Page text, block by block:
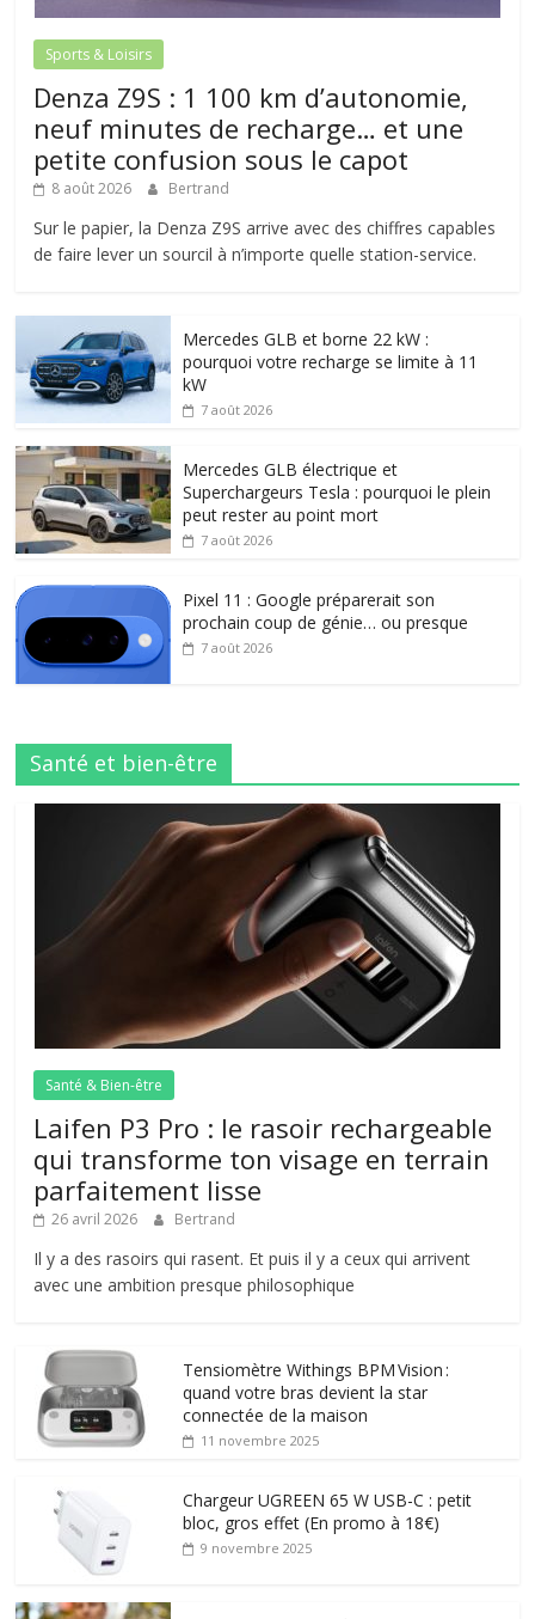
Sports & Loisirs
Denza Z9S : 1 100 km d’autonomie,
neuf minutes de recharge… et une
petite confusion sous le capot
8 août 2026 Bertrand
Sur le papier, la Denza Z9S arrive avec des chiffres capables
de faire lever un sourcil à n’importe quelle station-service.
Mercedes GLB et borne 22 kW :
pourquoi votre recharge se limite à 11
kW
7 août 2026
Mercedes GLB électrique et
Superchargeurs Tesla : pourquoi le plein
peut rester au point mort
7 août 2026
Pixel 11 : Google préparerait son
prochain coup de génie… ou presque
7 août 2026
Santé et bien-être
Santé & Bien-être
Laifen P3 Pro : le rasoir rechargeable
qui transforme ton visage en terrain
parfaitement lisse
26 avril 2026 Bertrand
Il y a des rasoirs qui rasent. Et puis il y a ceux qui arrivent
avec une ambition presque philosophique
Tensiomètre Withings BPM Vision :
quand votre bras devient la star
connectée de la maison
11 novembre 2025
Chargeur UGREEN 65 W USB-C : petit
bloc, gros effet (En promo à 18€)
9 novembre 2025